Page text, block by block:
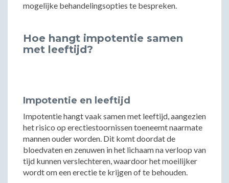
mogelijke behandelingsopties te bespreken.
Hoe hangt impotentie samen
met leeftijd?
Impotentie en leeftijd
Impotentie hangt vaak samen met leeftijd, aangezien
het risico op erectiestoornissen toeneemt naarmate
mannen ouder worden. Dit komt doordat de
bloedvaten en zenuwen in het lichaam na verloop van
tijd kunnen verslechteren, waardoor het moeilijker
wordt om een erectie te krijgen of te behouden.